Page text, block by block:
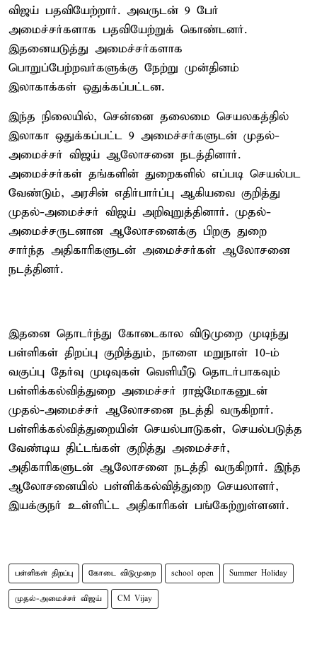
விஜய் பதவியேற்றார். அவருடன் 9 பேர்
அமைச்சர்களாக பதவியேற்றுக் கொண்டனர்.
இதனையடுத்து அமைச்சர்களாக
பொறுப்பேற்றவர்களுக்கு நேற்று முன்தினம்
இலாகாக்கள் ஒதுக்கப்பட்டன.
இந்த நிலையில், சென்னை தலைமை செயலகத்தில்
இலாகா ஒதுக்கப்பட்ட 9 அமைச்சர்களுடன் முதல்-
அமைச்சர் விஜய் ஆலோசனை நடத்தினார்.
அமைச்சர்கள் தங்களின் துறைகளில் எப்படி செயல்பட
வேண்டும், அரசின் எதிர்பார்ப்பு ஆகியவை குறித்து
முதல்-அமைச்சர் விஜய் அறிவுறுத்தினார். முதல்-
அமைச்சருடனான ஆலோசனைக்கு பிறகு துறை
சார்ந்த அதிகாரிகளுடன் அமைச்சர்கள் ஆலோசனை
நடத்தினர்.
இதனை தொடர்ந்து கோடைகால விடுமுறை முடிந்து
பள்ளிகள் திறப்பு குறித்தும், நாளை மறுநாள் 10-ம்
வகுப்பு தேர்வு முடிவுகள் வெளியீடு தொடர்பாகவும்
பள்ளிக்கல்வித்துறை அமைச்சர் ராஜ்மோகனுடன்
முதல்-அமைச்சர் ஆலோசனை நடத்தி வருகிறார்.
பள்ளிக்கல்வித்துறையின் செயல்பாடுகள், செயல்படுத்த
வேண்டிய திட்டங்கள் குறித்து அமைச்சர்,
அதிகாரிகளுடன் ஆலோசனை நடத்தி வருகிறார். இந்த
ஆலோசனையில் பள்ளிக்கல்வித்துறை செயலாளர்,
இயக்குநர் உள்ளிட்ட அதிகாரிகள் பங்கேற்றுள்ளனர்.
பள்ளிகள் திறப்பு கோடை விடுமுறை school open Summer Holiday
முதல்-அமைச்சர் விஜய் CM Vijay